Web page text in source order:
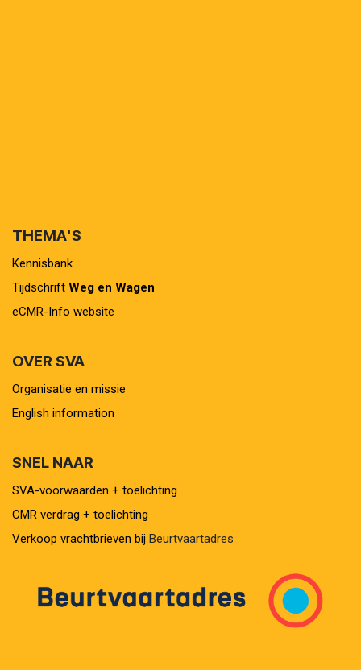
THEMA'S
Kennisbank
Tijdschrift Weg en Wagen
eCMR-Info website
OVER SVA
Organisatie en missie
English information
SNEL NAAR
SVA-voorwaarden + toelichting
CMR verdrag + toelichting
Verkoop vrachtbrieven bij Beurtvaartadres